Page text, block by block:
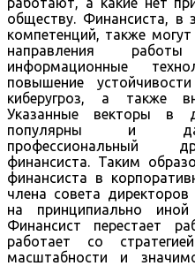
обществу. Финансиста, в
компетенций, также
направления
информационные
повышение
киберугроз, а также
Указанные векторы в
популярны и
финансиста. Таким
финансиста в
члена совета
на принципиально
Финансист перестает
работает со
масштабности и